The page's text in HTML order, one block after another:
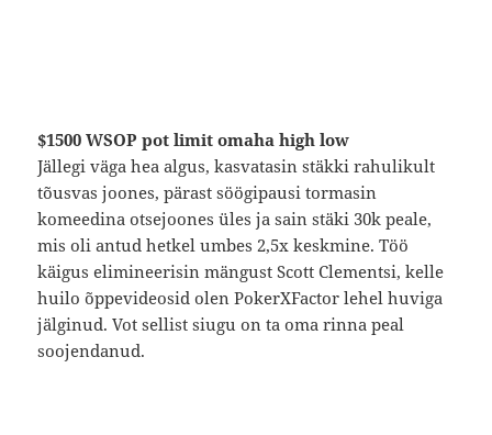
$1500 WSOP pot limit omaha high low
Jällegi väga hea algus, kasvatasin stäkki rahulikult
tõusvas joones, pärast söögipausi tormasin
komeedina otsejoones üles ja sain stäki 30k peale,
mis oli antud hetkel umbes 2,5x keskmine. Töö
käigus elimineerisin mängust Scott Clementsi, kelle
huilo õppevideosid olen PokerXFactor lehel huviga
jälginud. Vot sellist siugu on ta oma rinna peal
soojendanud.